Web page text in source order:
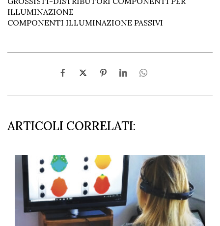
ILLUMINAZIONE
COMPONENTI ILLUMINAZIONE PASSIVI
ARTICOLI CORRELATI: